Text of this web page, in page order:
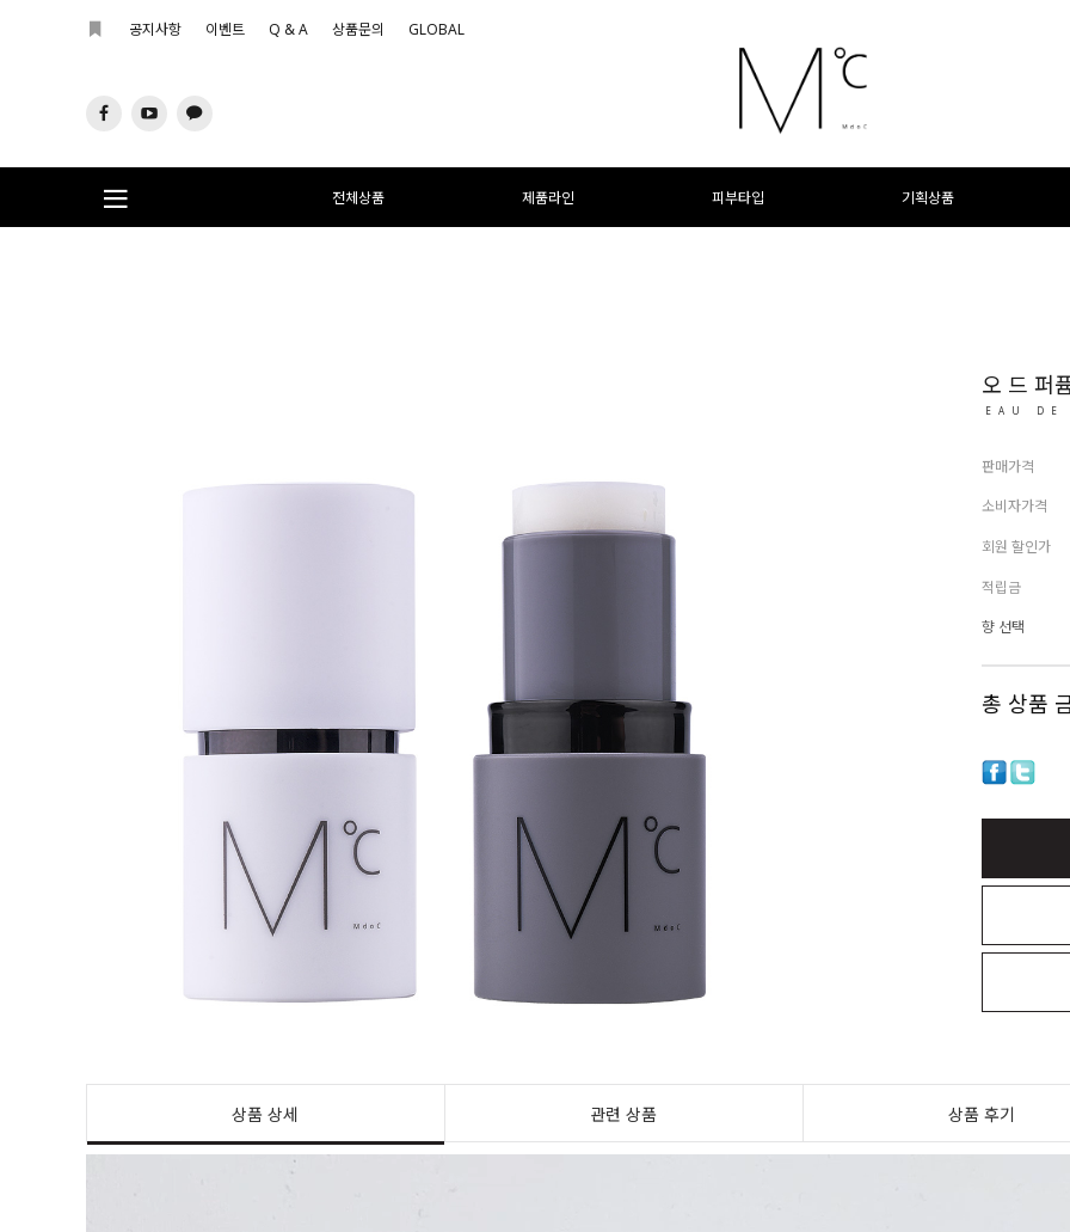
공지사항 이벤트 Q & A 상품문의 GLOBAL
전체상품 제품라인 피부타입 기획상품
오 드 퍼
EAU DE
판매가격
소비자가격
회원 할인가
적립금
향 선택
총 상품
상품 상세 관련 상품 상품 후기